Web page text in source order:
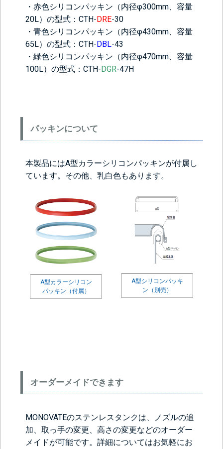
背面側に部品をつける
る(+56760円)
(+10560円)
シール座をつけ
カードホルダー
(+13200円)
・赤色シリコンパッキン（内径φ300mm、容量
20L）の型式：CTH-DRE-30
・青色シリコンパッキン（内径φ430mm、容量
65L）の型式：CTH-DBL-43
・緑色シリコンパッキン（内径φ470mm、容量
100L）の型式：CTH-DGR-47H
パッキンについて
本製品にはA型カラーシリコンパッキンが付属し
ています。その他、乳白色もあります。
A型カラーシリコン
パッキン（付属）
A型シリコンパッキ
ン（別売）
オーダーメイドできます
MONOVATEのステンレスタンクは、ノズルの追
加、取っ手の変更、高さの変更などのオーダー
メイドが可能です。詳細についてはお気軽にお